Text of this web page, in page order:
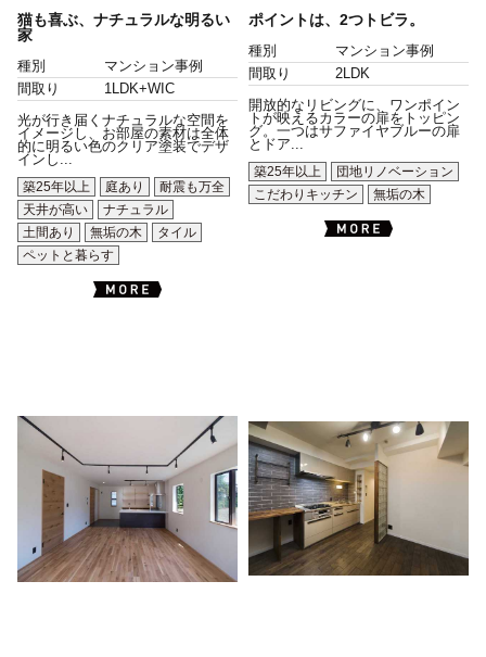
猫も喜ぶ、ナチュラルな明るい
家
種別
マンション事例
間取り
1LDK+WIC
光が行き届くナチュラルな空間を
イメージし、お部屋の素材は全体
的に明るい色のクリア塗装でデザ
インし...
築25年以上
庭あり
耐震も万全
天井が高い
ナチュラル
土間あり
無垢の木
タイル
ペットと暮らす
ポイントは、2つトビラ。
種別
マンション事例
間取り
2LDK
開放的なリビングに、ワンポイン
トが映えるカラーの扉をトッピン
グ。一つはサファイヤブルーの扉
とドア...
築25年以上
団地リノベーション
こだわりキッチン
無垢の木